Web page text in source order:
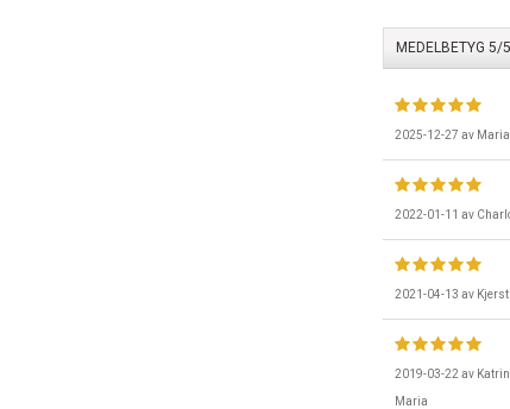
MEDELBETYG 5/
2025-12-27 av Maria
2022-01-11 av
2021-04-13 av Kjersti
2019-03-22 av
Maria